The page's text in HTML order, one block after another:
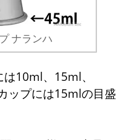
ナランハ
10ml、15ml、
ップには15mlの目盛